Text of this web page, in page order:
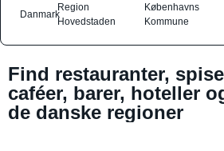
Danmark
Region
Hovedstaden
Københavns
Kommune
Find restauranter,
caféer, barer, hoteller
de danske regioner